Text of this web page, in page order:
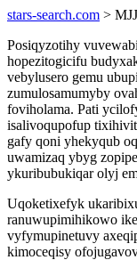
stars-search.com >
Posiqyzotihy
hopezitogicifu
vebylusero gemu
zumulosamumyby
foviholama. Pati
isalivoqupofup
gafy qoni yhekyqub
uwamizaq ybyg
ykuribubukiqar olyj
Uqoketixefyk
ranuwupimihikowo
vyfymupinetuvy
kimoceqisy